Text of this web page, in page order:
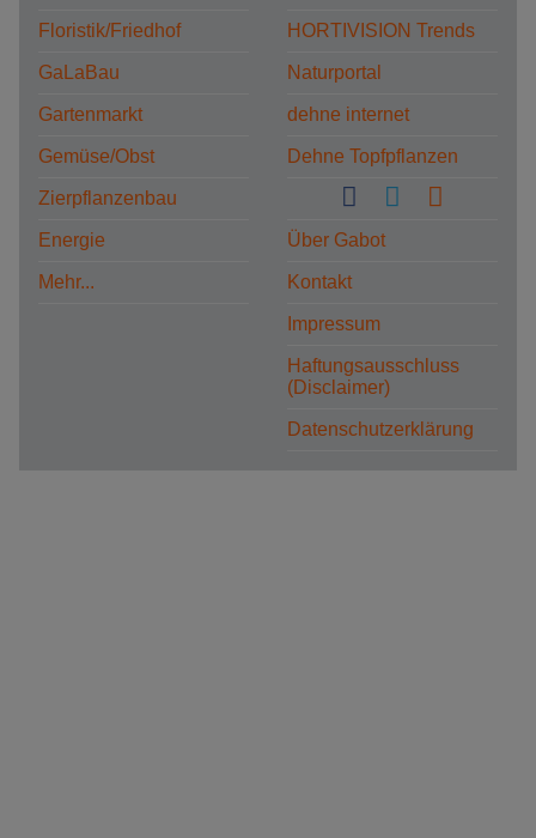
Floristik/Friedhof
GaLaBau
Gartenmarkt
Gemüse/Obst
Zierpflanzenbau
Energie
Mehr...
HORTIVISION Trends
Naturportal
dehne internet
Dehne Topfpflanzen
Über Gabot
Kontakt
Impressum
Haftungsausschluss
(Disclaimer)
Datenschutzerklärung